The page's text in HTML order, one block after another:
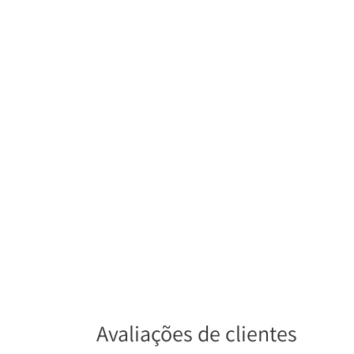
Avaliações de clientes